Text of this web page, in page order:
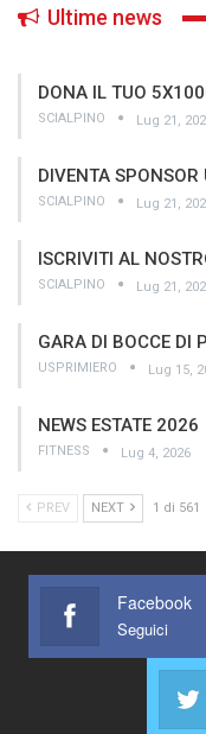
Ultime news
DONA IL TUO
SCIALPINO Lug 21,
DIVENTA SPONSOR
SCIALPINO Lug 21,
ISCRIVITI AL
SCIALPINO Lug 21,
GARA DI BOCCE DI
USPRIMIERO Lug 15,
NEWS ESTATE 2026
FITNESS Lug 4, 2026
PREV NEXT 1 di 561
Facebook
Seguici